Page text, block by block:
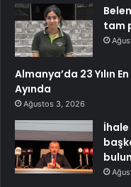
tam
Almanya’da 23 Yılın
Ayında
Ağustos 3, 2026
İhale